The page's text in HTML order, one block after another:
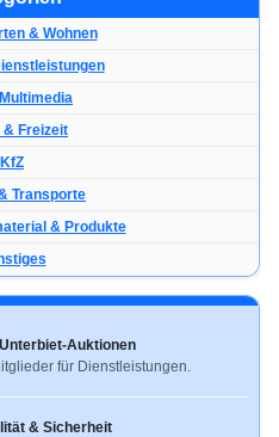
& Wohnen
& Freizeit
KfZ
Transporte
& Produkte
Auktionen
für Dienstleistungen.
& Sicherheit